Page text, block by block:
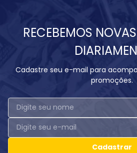
RECEBEMOS
Cadastre seu e-mail para
promoções.
Cadastrar